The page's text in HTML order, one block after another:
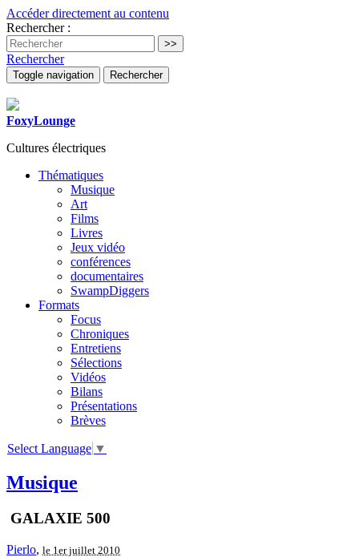
Accéder directement au contenu
Rechercher :
Rechercher
Toggle navigation Rechercher
FoxyLounge
Cultures électriques
Thématiques
Musique
Art
Films
Livres
Jeux vidéo
conférences
documentaires
SwampDiggers
Formats
Focus
Chroniques
Entretiens
Sélections
Vidéos
Bilans
Présentations
Brèves
Select Language ▼
Musique
GALAXIE 500
Pierlo, le 1er juillet 2010